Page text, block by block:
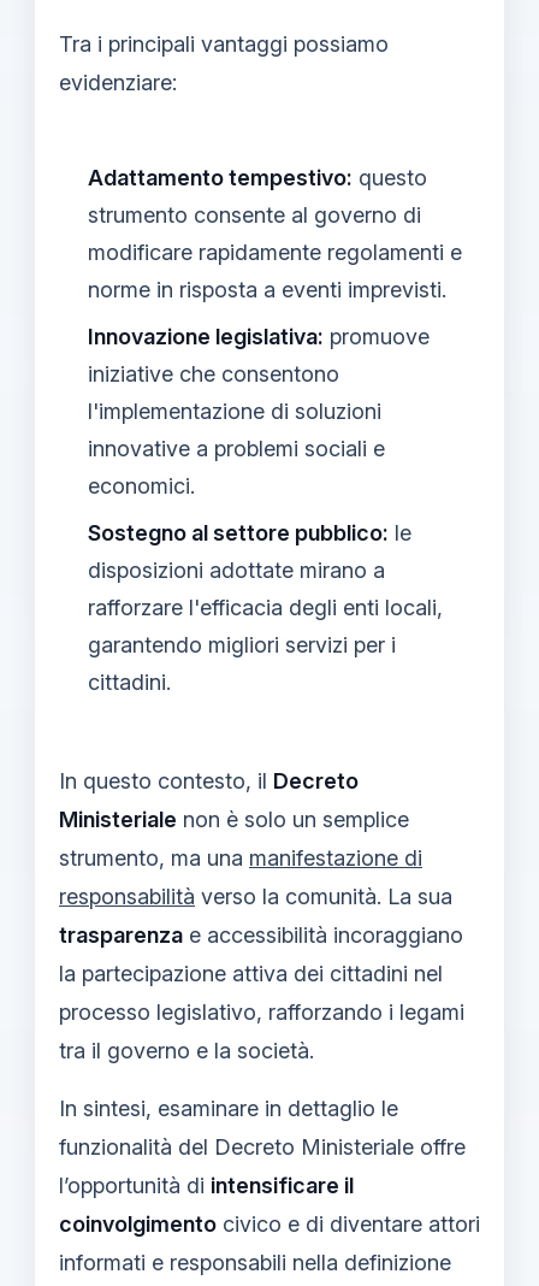
Tra i principali vantaggi possiamo
evidenziare:
Adattamento tempestivo: questo
strumento consente al governo di
modificare rapidamente regolamenti e
norme in risposta a eventi imprevisti.
Innovazione legislativa: promuove
iniziative che consentono
l'implementazione di soluzioni
innovative a problemi sociali e
economici.
Sostegno al settore pubblico: le
disposizioni adottate mirano a
rafforzare l'efficacia degli enti locali,
garantendo migliori servizi per i
cittadini.
In questo contesto, il Decreto
Ministeriale non è solo un semplice
strumento, ma una manifestazione di
responsabilità verso la comunità. La sua
trasparenza e accessibilità incoraggiano
la partecipazione attiva dei cittadini nel
processo legislativo, rafforzando i legami
tra il governo e la società.
In sintesi, esaminare in dettaglio le
funzionalità del Decreto Ministeriale offre
l’opportunità di intensificare il
coinvolgimento civico e di diventare attori
informati e responsabili nella definizione